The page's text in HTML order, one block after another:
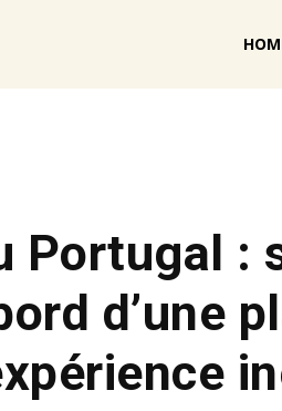
Portugal :
d’une